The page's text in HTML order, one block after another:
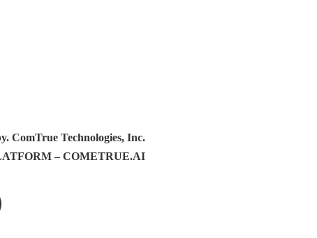
ComTrue Technologies, Inc.
– COMETRUE.AI